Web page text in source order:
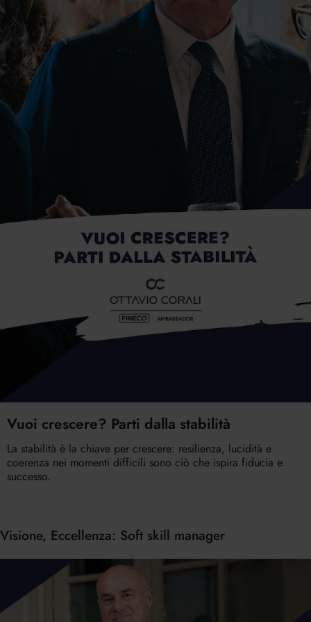
Vuoi crescere? Parti dalla stabilità
La stabilità è la chiave per crescere: resilienza, lucidità e
coerenza nei momenti difficili sono ciò che ispira fiducia e
successo.
Visione, Eccellenza: Soft skill manager